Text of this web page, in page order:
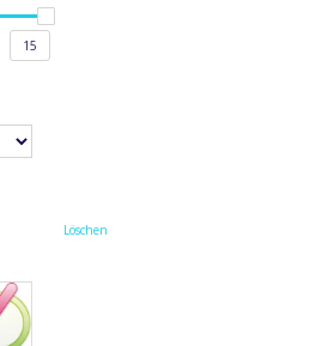
15
Löschen